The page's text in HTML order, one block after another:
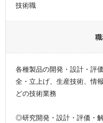
技術職
各種製品の開発・設計・評
全・立上げ、生産技術、情
どの技術業務
◎研究開発・設計・評価・